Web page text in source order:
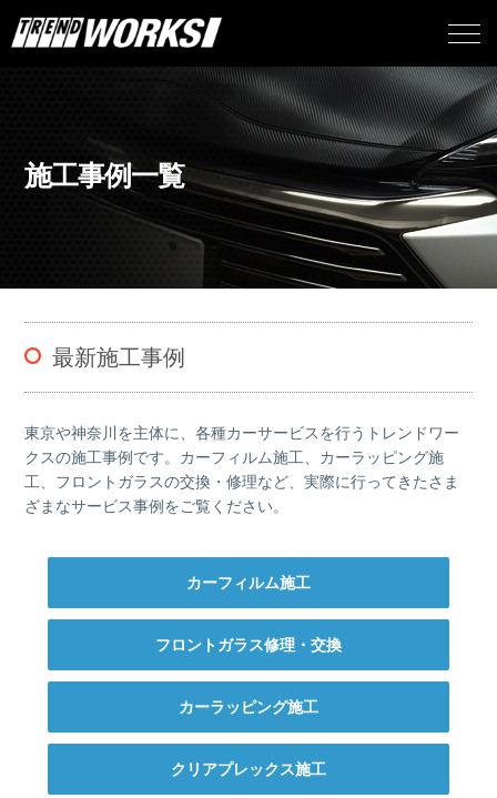
施工事例一覧
最新施工事例
東京や神奈川を主体に、各種カーサービスを行うトレンドワー
クスの施工事例です。カーフィルム施工、カーラッピング施
工、フロントガラスの交換・修理など、実際に行ってきたさま
ざまなサービス事例をご覧ください。
カーフィルム施工
フロントガラス修理・交換
カーラッピング施工
クリアプレックス施工